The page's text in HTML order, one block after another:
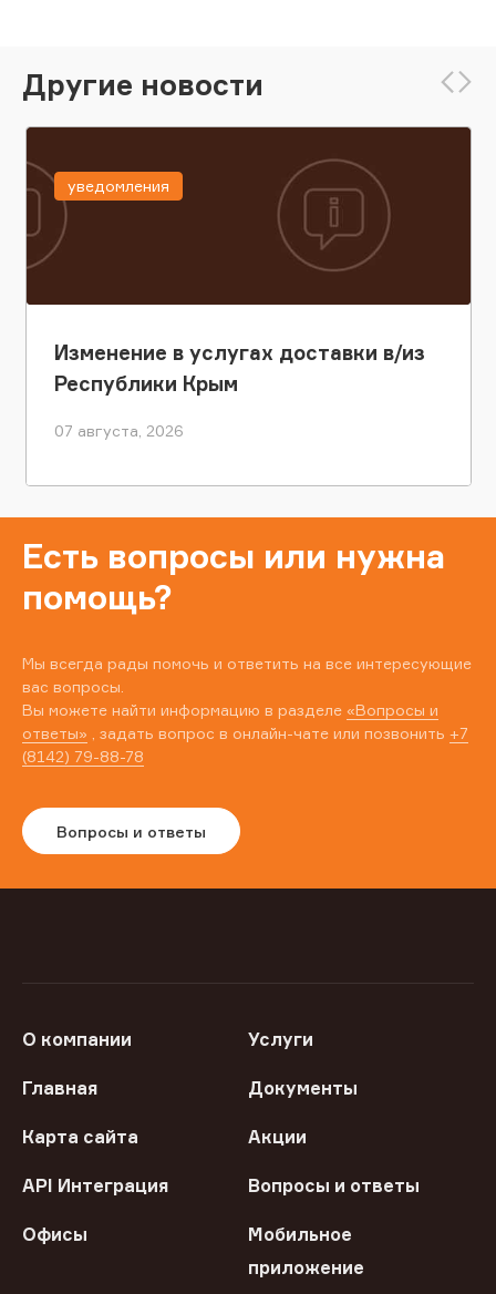
Другие новости
Изменение в услугах доставки в/из
Республики Крым
07 августа, 2026
уведомления
Есть вопросы или нужна
помощь?
Мы всегда рады помочь и ответить на все интересующие
вас вопросы.
Вы можете найти информацию в разделе «Вопросы и
ответы» , задать вопрос в онлайн-чате или позвонить +7
(8142) 79-88-78
Вопросы и ответы
О компании Услуги
Главная Документы
Карта сайта Акции
API Интеграция Вопросы и ответы
Офисы
Мобильное
приложение